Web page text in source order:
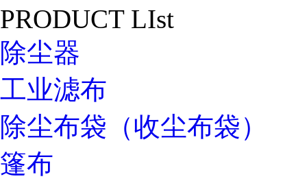
PRODUCT LIst
除尘器
工业滤布
除尘布袋（收尘布袋）
篷布